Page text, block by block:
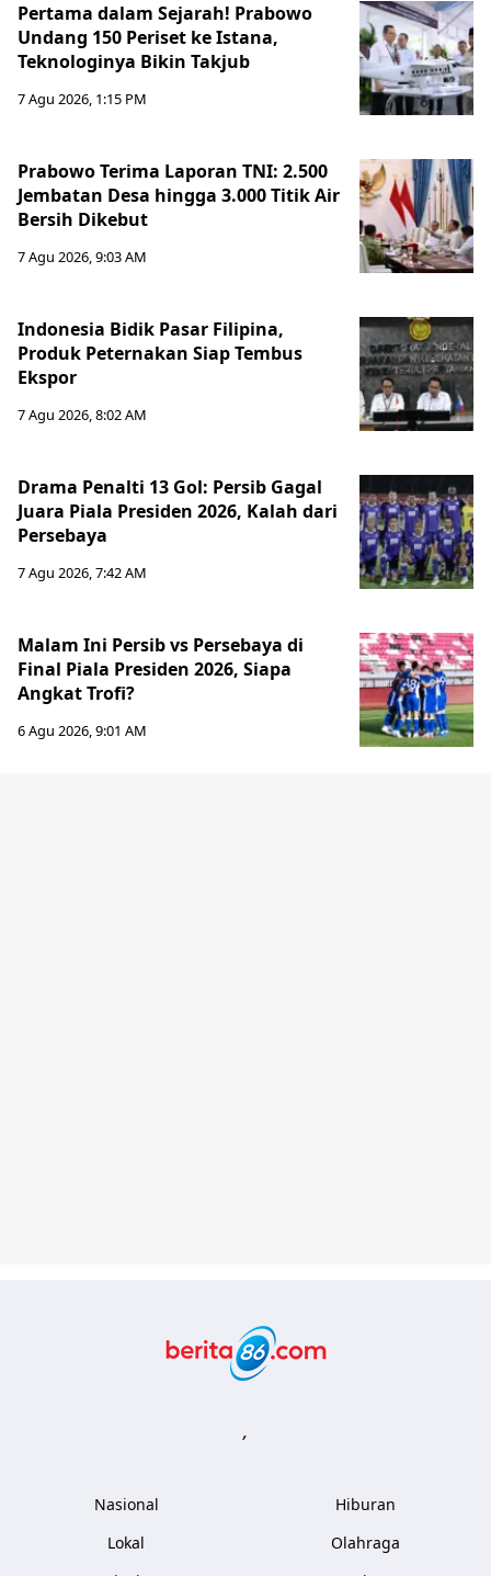
Pertama dalam Sejarah! Prabowo
Undang 150 Periset ke Istana,
Teknologinya Bikin Takjub
7 Agu 2026, 1:15 PM
Prabowo Terima Laporan TNI: 2.500
Jembatan Desa hingga 3.000 Titik Air
Bersih Dikebut
7 Agu 2026, 9:03 AM
Indonesia Bidik Pasar Filipina,
Produk Peternakan Siap Tembus
Ekspor
7 Agu 2026, 8:02 AM
Drama Penalti 13 Gol: Persib Gagal
Juara Piala Presiden 2026, Kalah dari
Persebaya
7 Agu 2026, 7:42 AM
Malam Ini Persib vs Persebaya di
Final Piala Presiden 2026, Siapa
Angkat Trofi?
6 Agu 2026, 9:01 AM
,
Nasional
Lokal
Hiburan
Olahraga